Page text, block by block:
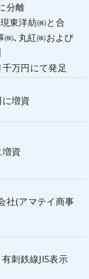
分離
東洋紡㈱と合
㈱､丸紅㈱および
万円にて発足
増資
資
社(アマテイ商事
刺鉄線JIS表示